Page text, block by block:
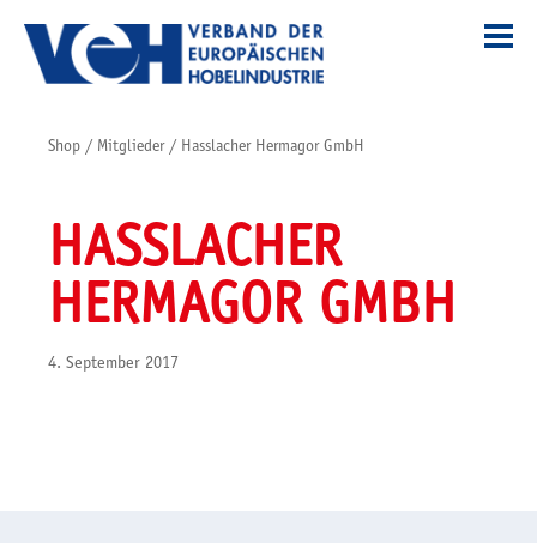
Shop / Mitglieder/ Hasslacher Hermagor GmbH
HASSLACHER
HERMAGOR GMBH
4. September 2017